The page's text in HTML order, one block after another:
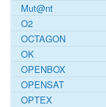
Mut@nt
O2
OCTAGON
OK
OPENBOX
OPENSAT
OPTEX